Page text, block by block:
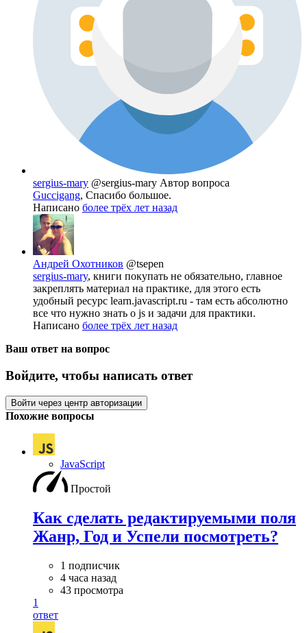
sergius-mary @sergius-mary Автор вопроса
Guccigang, Спасибо большое.
Написано более трёх лет назад
Андрей Охотников @tsepen
sergius-mary, книги покупать не обязательно, главное
закреплять материал на практике, для этого есть
удобный ресурс learn.javascript.ru - там есть абсолютно
все что нужно знать о js и задачи для практики.
Написано более трёх лет назад
Ваш ответ на вопрос
Войдите, чтобы написать ответ
Войти через центр авторизации
Похожие вопросы
JavaScript
Простой
Как сделать редактируемыми поля
Жанр, Год и Успели посмотреть?
1 подписчик
4 часа назад
43 просмотра
1
ответ